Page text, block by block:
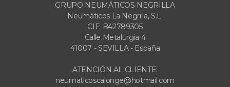
GRUPO NEUMÁTICOS NEGRILLA
Neumáticos La Negrilla, S.L.
CIF: B42789305
Calle Metalurgia 4
41007 - SEVILLA - España
ATENCIÓN AL CLIENTE:
neumaticoscalonge@hotmail.com